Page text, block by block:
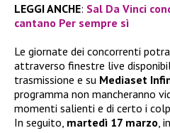
LEGGI ANCHE: Sal Da Vinci
cantano Per sempre sì
Le giornate dei concorrenti
attraverso finestre live
trasmissione e su Mediaset
programma non mancheranno
momenti salienti e di certo i
In seguito, martedì 17 marzo ,